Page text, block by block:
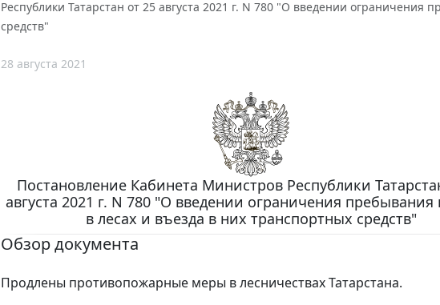
Республики Татарстан от 25 августа 2021 г. N 780 "О введении
средств"
28 августа 2021
Постановление Кабинета Министров Республики
августа 2021 г. N 780 "О введении ограничения пребывания
в лесах и въезда в них транспортных средств"
Обзор документа
Продлены противопожарные меры в лесничествах Татарстана.